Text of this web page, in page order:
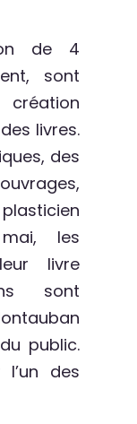
de 4
sont
livres.
des
les
livre
sont
public.
l’un des